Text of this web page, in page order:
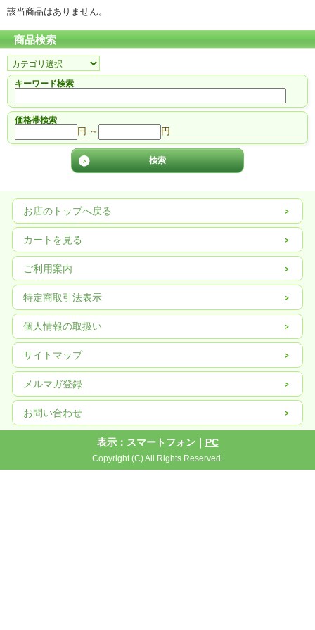
該当商品はありません。
商品検索
キーワード検索
価格帯検索
円 ～ 円
お店のトップへ戻る
カートを見る
ご利用案内
特定商取引法表示
個人情報の取扱い
サイトマップ
メルマガ登録
お問い合わせ
表示：スマートフォン｜ PC
Copyright (C) All Rights Reserved.